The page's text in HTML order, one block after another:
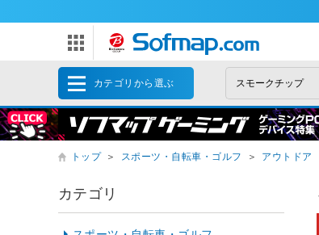
カテゴリから選ぶ
トップ ＞ スポーツ・自転車・ゴルフ ＞ アウトドア
カテゴリ